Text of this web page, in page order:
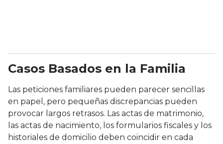
Casos Basados en la Familia
Las peticiones familiares pueden parecer sencillas
en papel, pero pequeñas discrepancias pueden
provocar largos retrasos. Las actas de matrimonio,
las actas de nacimiento, los formularios fiscales y los
historiales de domicilio deben coincidir en cada